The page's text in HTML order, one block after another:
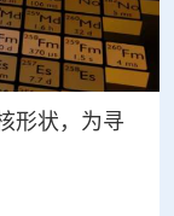
形状，为寻